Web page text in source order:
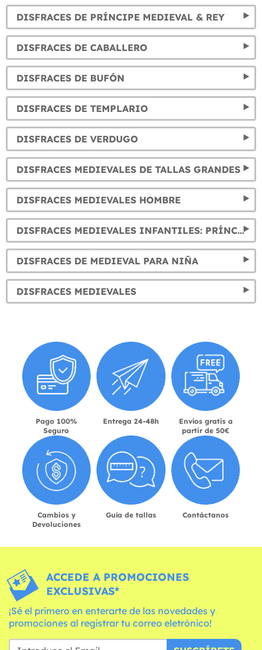
DISFRACES DE PRÍNCIPE MEDIEVAL & REY
DISFRACES DE CABALLERO
DISFRACES DE BUFÓN
DISFRACES DE TEMPLARIO
DISFRACES DE VERDUGO
DISFRACES MEDIEVALES DE TALLAS GRANDES
DISFRACES MEDIEVALES HOMBRE
DISFRACES MEDIEVALES INFANTILES: PRÍNCIPES, REYES, CABALLEROS...
DISFRACES DE MEDIEVAL PARA NIÑA
DISFRACES MEDIEVALES
Pago 100%
Seguro
Entrega 24-48h
Envíos gratis a
partir de 50€
Cambios y
Devoluciones
Guía de tallas Contáctanos
ACCEDE A PROMOCIONES
EXCLUSIVAS*
¡Sé el primero en enterarte de las novedades y
promociones al registrar tu correo eletrónico!